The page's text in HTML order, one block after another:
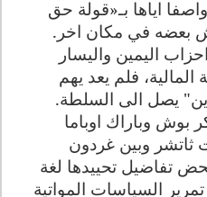
اياها بـ«قولة حق
بعضه في مكان اخر .
اليمين واليسار
فلم يعد يهم
يصل الى السلطة.
بوش وباراك اوباما
ثاتشر وبين غردون
تفاضيل تحييدها لغة
السياسات المواتية